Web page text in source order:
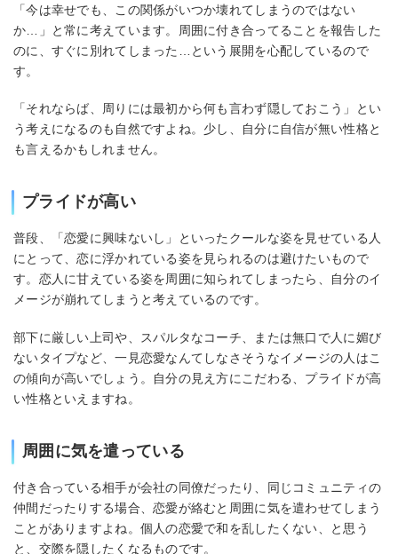
「今は幸せでも、この関係がいつか壊れてしまうのではない
か…」と常に考えています。周囲に付き合ってることを報告した
のに、すぐに別れてしまった…という展開を心配しているので
す。
「それならば、周りには最初から何も言わず隠しておこう」とい
う考えになるのも自然ですよね。少し、自分に自信が無い性格と
も言えるかもしれません。
プライドが高い
普段、「恋愛に興味ないし」といったクールな姿を見せている人
にとって、恋に浮かれている姿を見られるのは避けたいもので
す。恋人に甘えている姿を周囲に知られてしまったら、自分のイ
メージが崩れてしまうと考えているのです。
部下に厳しい上司や、スパルタなコーチ、または無口で人に媚び
ないタイプなど、一見恋愛なんてしなさそうなイメージの人はこ
の傾向が高いでしょう。自分の見え方にこだわる、プライドが高
い性格といえますね。
周囲に気を遣っている
付き合っている相手が会社の同僚だったり、同じコミュニティの
仲間だったりする場合、恋愛が絡むと周囲に気を遣わせてしまう
ことがありますよね。個人の恋愛で和を乱したくない、と思う
と、交際を隠したくなるものです。